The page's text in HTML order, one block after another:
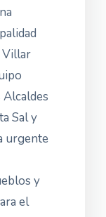
Villar
Sal y
urgente
y
el